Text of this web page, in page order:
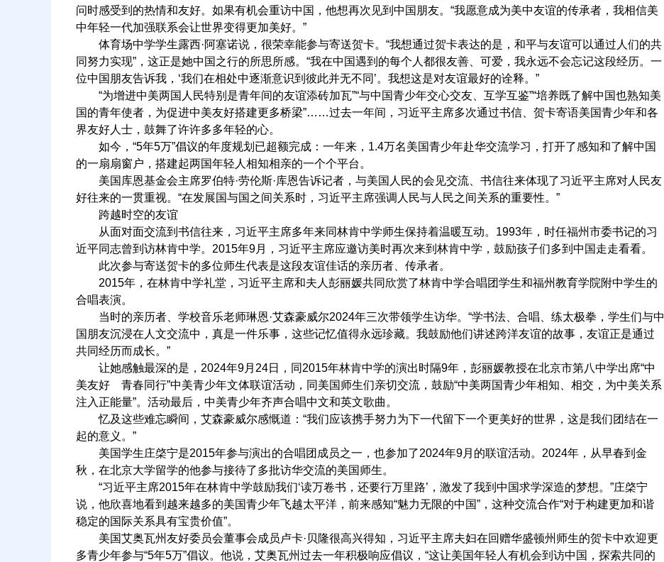
问时感受到的热情和友好。如果有机会重访中国，他想再次见到中国朋友。“我愿意成为美中友谊的传承者，我相信美
中年轻一代加强联系会让世界变得更加美好。”
体育场中学学生露西·阿塞诺说，很荣幸能参与寄送贺卡。“我想通过贺卡表达的是，和平与友谊可以通过人们的共
同努力实现”，这正是她中国之行的所思所感。“我在中国遇到的每个人都很友善、可爱，我永远不会忘记这段经历。一
位中国朋友告诉我，‘我们在相处中逐渐意识到彼此并无不同’。我想这是对友谊最好的诠释。”
“为增进中美两国人民特别是青年间的友谊添砖加瓦”“与中国青少年交心交友、互学互鉴”“培养既了解中国也熟知美
国的青年使者，为促进中美友好搭建更多桥梁”……过去一年间，习近平主席多次通过书信、贺卡寄语美国青少年和各
界友好人士，鼓舞了许许多多年轻的心。
如今，“5年5万”倡议的年度规划已超额完成：一年来，1.4万名美国青少年赴华交流学习，打开了感知和了解中国
的一扇扇窗户，搭建起两国年轻人相知相亲的一个个平台。
美国库恩基金会主席罗伯特·劳伦斯·库恩告诉记者，与美国人民的会见交流、书信往来体现了习近平主席对人民友
好往来的一贯重视。“在发展国与国之间关系时，习近平主席强调人民与人民之间关系的重要性。”
跨越时空的友谊
从面对面交流到书信往来，习近平主席多年来同林肯中学师生保持着温暖互动。1993年，时任福州市委书记的习
近平同志曾到访林肯中学。2015年9月，习近平主席应邀访美时再次来到林肯中学，鼓励孩子们多到中国走走看看。
此次参与寄送贺卡的多位师生代表是这段友谊佳话的亲历者、传承者。
2015年，在林肯中学礼堂，习近平主席和夫人彭丽媛共同欣赏了林肯中学合唱团学生和福州教育学院附中学生的
合唱表演。
当时的亲历者、学校音乐老师琳恩·艾森豪威尔2024年三次带领学生访华。“学书法、合唱、练太极拳，学生们与中
国朋友沉浸在人文交流中，真是一件乐事，这些记忆值得永远珍藏。我鼓励他们讲述跨洋友谊的故事，友谊正是通过
共同经历而成长。”
让她感触最深的是，2024年9月24日，同2015年林肯中学的演出时隔9年，彭丽媛教授在北京市第八中学出席“中
美友好 青春同行”中美青少年文体联谊活动，同美国师生们亲切交流，鼓励“中美两国青少年相知、相交，为中美关系
注入正能量”。活动最后，中美青少年齐声合唱中文和英文歌曲。
忆及这些难忘瞬间，艾森豪威尔感慨道：“我们应该携手努力为下一代留下一个更美好的世界，这是我们团结在一
起的意义。”
美国学生庄棨宁是2015年参与演出的合唱团成员之一，也参加了2024年9月的联谊活动。2024年，从早春到金
秋，在北京大学留学的他参与接待了多批访华交流的美国师生。
“习近平主席2015年在林肯中学鼓励我们‘读万卷书，还要行万里路’，激发了我到中国求学深造的梦想。”庄棨宁
说，他欣喜地看到越来越多的美国青少年飞越太平洋，前来感知“魅力无限的中国”，这种交流合作“对于构建更加和谐
稳定的国际关系具有宝贵价值”。
美国艾奥瓦州友好委员会董事会成员卢卡·贝隆很高兴得知，习近平主席夫妇在回赠华盛顿州师生的贺卡中欢迎更
多青少年参与“5年5万”倡议。他说，艾奥瓦州过去一年积极响应倡议，“这让美国年轻人有机会到访中国，探索共同的